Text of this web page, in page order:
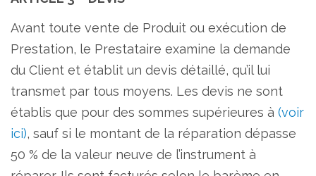
Avant toute vente de Produit ou exécution de
Prestation, le Prestataire examine la demande
du Client et établit un devis détaillé, qu’il lui
transmet par tous moyens. Les devis ne sont
établis que pour des sommes supérieures à (voir
ici), sauf si le montant de la réparation dépasse
50 % de la valeur neuve de l’instrument à